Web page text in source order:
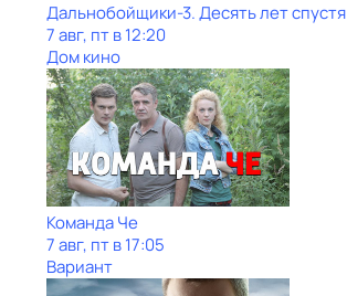
Дальнобойщики-3. Десять лет спустя
7 авг, пт в 12:20
Дом кино
Команда Че
7 авг, пт в 17:05
Вариант